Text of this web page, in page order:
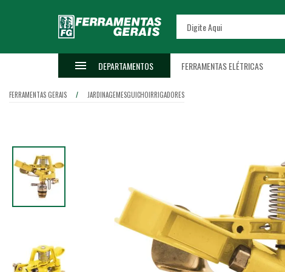
DEPARTAMENTOS FERRAMENTAS ELÉTRICAS
FERRAMENTAS GERAIS JARDINAGEMESGUICHOIRRIGADORES